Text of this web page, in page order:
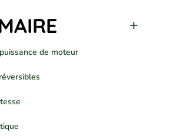
de moteur